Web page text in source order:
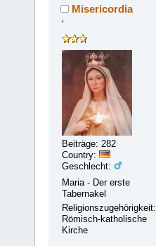
Misericordia
'
Beiträge: 282
Country:
Geschlecht:
Maria - Der erste
Tabernakel
Religionszugehörigkeit:
Römisch-katholische
Kirche